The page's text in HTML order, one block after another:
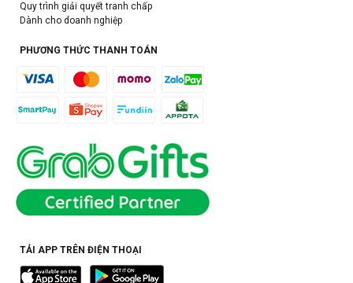
Quy trình giải quyết tranh chấp
Dành cho doanh nghiệp
PHƯƠNG THỨC THANH TOÁN
TẢI APP TRÊN ĐIỆN THOẠI